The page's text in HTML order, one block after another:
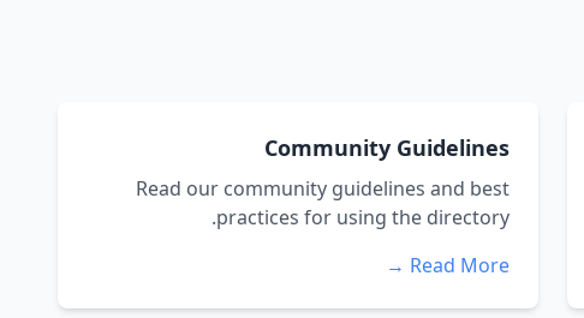
Community Guidelines
Read our community guidelines and best
practices for using the directory.
Read More →